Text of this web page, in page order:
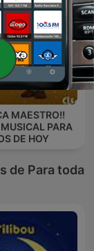
MAESTRO!!
PARA
DE HOY
de Para toda